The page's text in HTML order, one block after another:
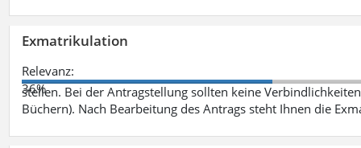
Exmatrikulation
Relevanz:
36%
stellen. Bei der Antragstellung sollten keine
Büchern). Nach Bearbeitung des Antrags steht Ihnen die